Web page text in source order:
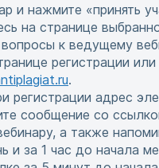
и нажмите «принять
на странице
к ведущему
регистрации или
.
регистрации адрес
сообщение со
а также
и за 1 час до начала